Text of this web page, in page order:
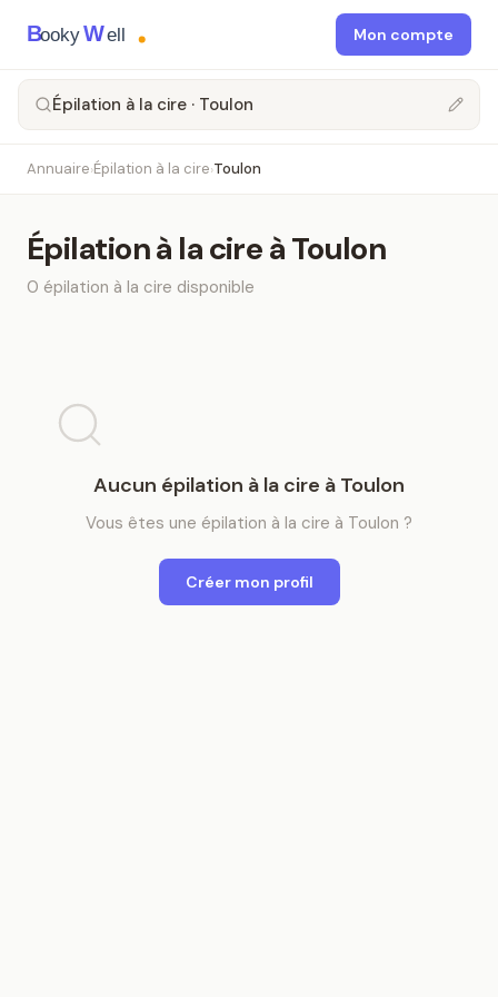
BookyWell Mon compte
Épilation à la cire · Toulon
Annuaire›Épilation à la cire›Toulon
Épilation à la cireàToulon
0 épilation à la cire disponible
Aucun épilation à la cire à Toulon
Vous êtes une épilation à la cire à Toulon ?
Créer mon profil